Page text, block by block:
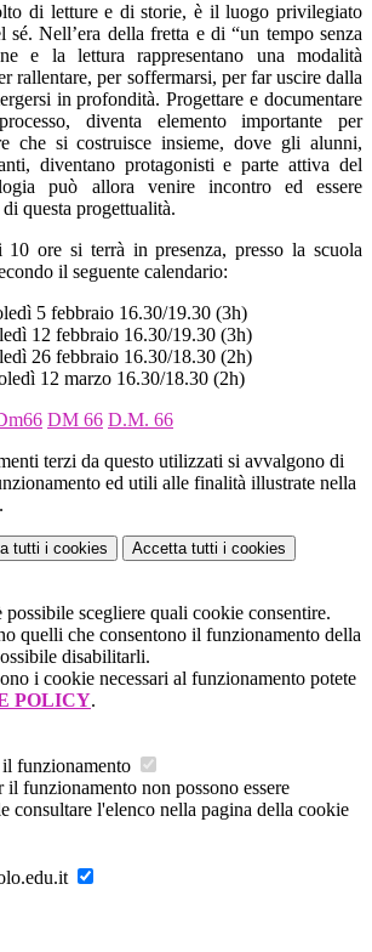
di letture e di storie, è il luogo privilegiato
sé. Nell’era della fretta e di “un tempo senza
e la lettura rappresentano una modalità
rallentare, per soffermarsi, per far uscire dalla
in profondità. Progettare e documentare
diventa elemento importante per
che si costruisce insieme, dove gli alunni,
diventano protagonisti e parte attiva del
può allora venire incontro ed essere
questa progettualità.
ore si terrà in presenza, presso la scuola
il seguente calendario:
5 febbraio 16.30/19.30 (3h)
12 febbraio 16.30/19.30 (3h)
26 febbraio 16.30/18.30 (2h)
12 marzo 16.30/18.30 (2h)
DM 66 D.M. 66
terzi da questo utilizzati si avvalgono di
ed utili alle finalità illustrate nella
.
tutti i cookies Accetta tutti i cookies
possibile scegliere quali cookie consentire.
quelli che consentono il funzionamento della
disabilitarli.
i cookie necessari al funzionamento potete
POLICY.
funzionamento
il funzionamento non possono essere
consultare l'elenco nella pagina della cookie